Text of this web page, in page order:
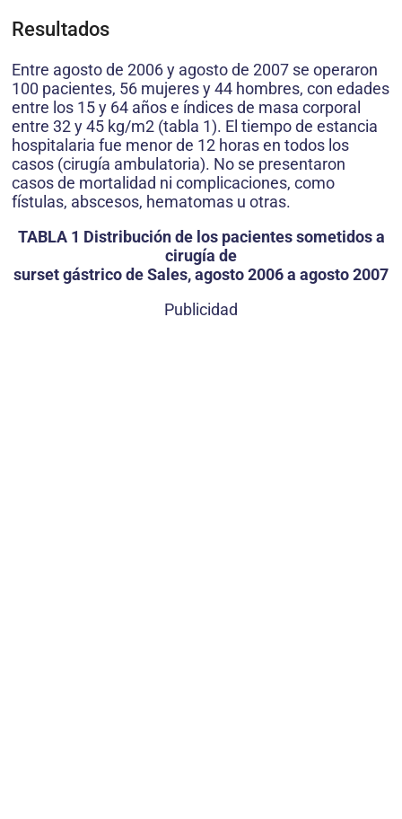
Resultados
Entre agosto de 2006 y agosto de 2007 se operaron
100 pacientes, 56 mujeres y 44 hombres, con edades
entre los 15 y 64 años e índices de masa corporal
entre 32 y 45 kg/m2 (tabla 1). El tiempo de estancia
hospitalaria fue menor de 12 horas en todos los
casos (cirugía ambulatoria). No se presentaron
casos de mortalidad ni complicaciones, como
fístulas, abscesos, hematomas u otras.
TABLA 1 Distribución de los pacientes sometidos a
cirugía de
surset gástrico de Sales, agosto 2006 a agosto 2007
Publicidad